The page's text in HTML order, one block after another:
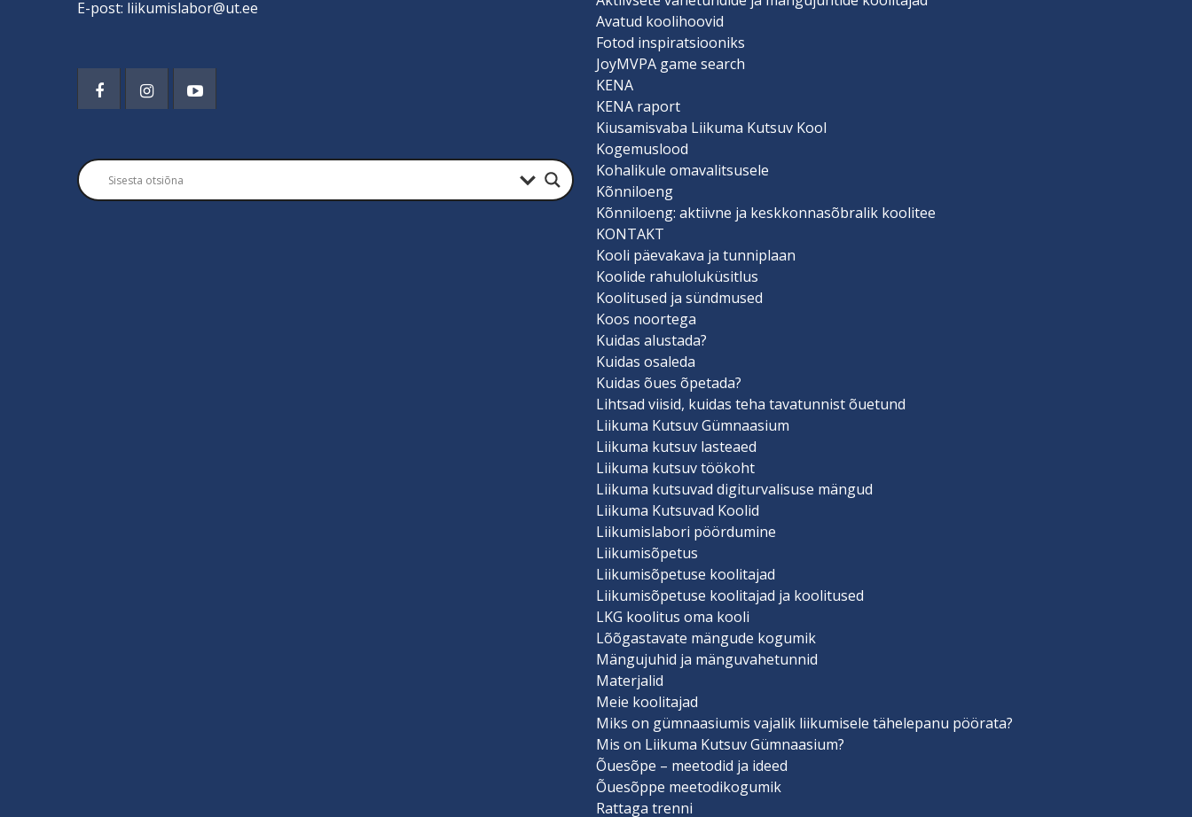
E-post: liikumislabor@ut.ee
Avatud koolihoovid
Fotod inspiratsiooniks
JoyMVPA game search
KENA
KENA raport
Kiusamisvaba Liikuma Kutsuv Kool
Kogemuslood
Kohalikule omavalitsusele
Kõnniloeng
Kõnniloeng: aktiivne ja keskkonnasõbralik koolitee
KONTAKT
Kooli päevakava ja tunniplaan
Koolide rahuloluküsitlus
Koolitused ja sündmused
Koos noortega
Kuidas alustada?
Kuidas osaleda
Kuidas õues õpetada?
Lihtsad viisid, kuidas teha tavatunnist õuetund
Liikuma Kutsuv Gümnaasium
Liikuma kutsuv lasteaed
Liikuma kutsuv töökoht
Liikuma kutsuvad digiturvalisuse mängud
Liikuma Kutsuvad Koolid
Liikumislabori pöördumine
Liikumisõpetus
Liikumisõpetuse koolitajad
Liikumisõpetuse koolitajad ja koolitused
LKG koolitus oma kooli
Lõõgastavate mängude kogumik
Mängujuhid ja mänguvahetunnid
Materjalid
Meie koolitajad
Miks on gümnaasiumis vajalik liikumisele tähelepanu pöörata?
Mis on Liikuma Kutsuv Gümnaasium?
Õuesõpe – meetodid ja ideed
Õuesõppe meetodikogumik
Rattaga trenni